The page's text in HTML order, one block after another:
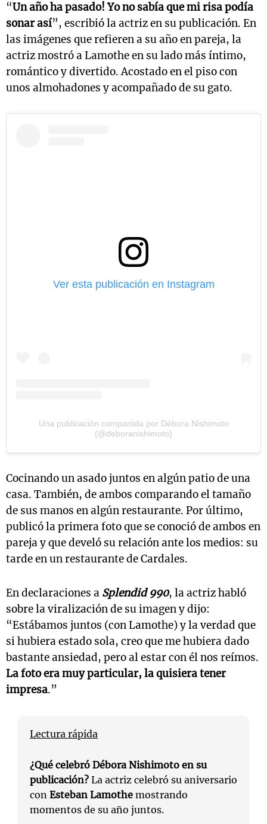
“Un año ha pasado! Yo no sabía que mi risa podía
sonar así”, escribió la actriz en su publicación. En
las imágenes que refieren a su año en pareja, la
actriz mostró a Lamothe en su lado más íntimo,
romántico y divertido. Acostado en el piso con
unos almohadones y acompañado de su gato.
Ver esta publicación en Instagram
Una publicación compartida por Débora Nishimoto
(@deboranishimoto)
Cocinando un asado juntos en algún patio de una
casa. También, de ambos comparando el tamaño
de sus manos en algún restaurante. Por último,
publicó la primera foto que se conoció de ambos en
pareja y que develó su relación ante los medios: su
tarde en un restaurante de Cardales.
En declaraciones a Splendid 990, la actriz habló
sobre la viralización de su imagen y dijo:
“Estábamos juntos (con Lamothe) y la verdad que
si hubiera estado sola, creo que me hubiera dado
bastante ansiedad, pero al estar con él nos reímos.
La foto era muy particular, la quisiera tener
impresa.”
Lectura rápida
¿Qué celebró Débora Nishimoto en su
publicación? La actriz celebró su aniversario
con Esteban Lamothe mostrando
momentos de su año juntos.